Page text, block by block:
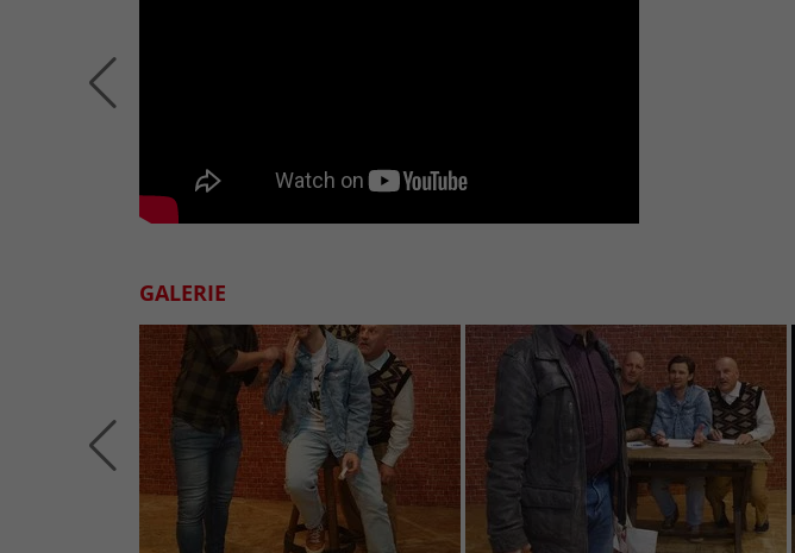
GALERIE